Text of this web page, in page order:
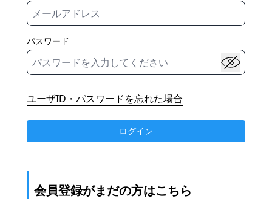
パスワード
ユーザID・パスワードを忘れた場合
ログイン
会員登録がまだの方はこちら